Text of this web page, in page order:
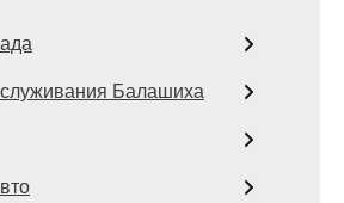
Балашиха